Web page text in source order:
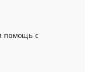
помощь с